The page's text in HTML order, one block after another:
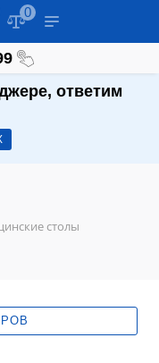
0
ответим
столы